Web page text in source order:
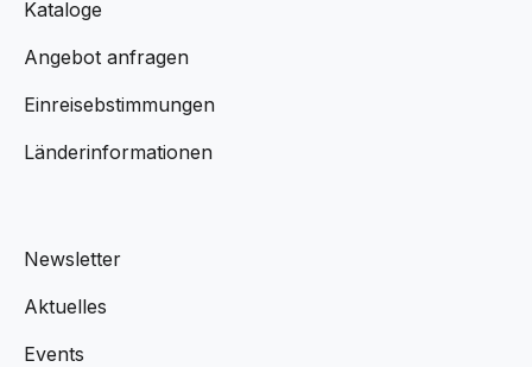
Kataloge
Angebot anfragen
Einreisebstimmungen
Länderinformationen
Newsletter
Aktuelles
Events